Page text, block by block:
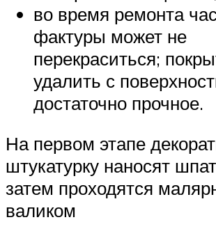
во время ремонта
фактуры может не
перекраситься;
удалить с
достаточно прочное.
На первом этапе
штукатурку наносят
затем проходятся
валиком